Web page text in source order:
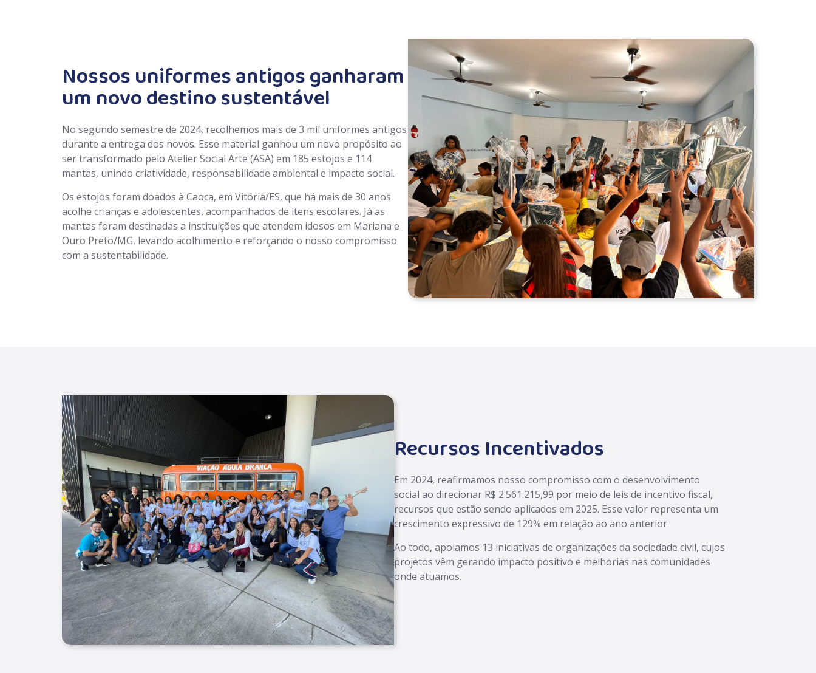
Nossos uniformes antigos ganharam
um novo destino sustentável
No segundo semestre de 2024, recolhemos mais de 3 mil uniformes antigos
durante a entrega dos novos. Esse material ganhou um novo propósito ao
ser transformado pelo Atelier Social Arte (ASA) em 185 estojos e 114
mantas, unindo criatividade, responsabilidade ambiental e impacto social.
Os estojos foram doados à Caoca, em Vitória/ES, que há mais de 30 anos
acolhe crianças e adolescentes, acompanhados de itens escolares. Já as
mantas foram destinadas a instituições que atendem idosos em Mariana e
Ouro Preto/MG, levando acolhimento e reforçando o nosso compromisso
com a sustentabilidade.
Recursos Incentivados
Em 2024, reafirmamos nosso compromisso com o desenvolvimento
social ao direcionar R$ 2.561.215,99 por meio de leis de incentivo fiscal,
recursos que estão sendo aplicados em 2025. Esse valor representa um
crescimento expressivo de 129% em relação ao ano anterior.
Ao todo, apoiamos 13 iniciativas de organizações da sociedade civil, cujos
projetos vêm gerando impacto positivo e melhorias nas comunidades
onde atuamos.